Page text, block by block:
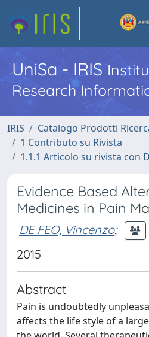
UniSa - IRIS
Research
IRIS
Catalogo Prodotti
1 Contributo su Rivista
1.1.1 Articolo su rivista con
Evidence Based
Medicines in Pain
DE FEO, Vincenzo;
2015
Abstract
Pain is undoubtedly
affects the life style of a